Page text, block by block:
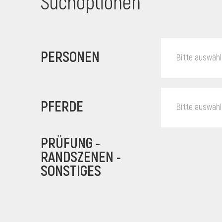
PERSONEN Bitte
PFERDE Bitte
PRÜFUNG -
RANDSZENEN -
SONSTIGES